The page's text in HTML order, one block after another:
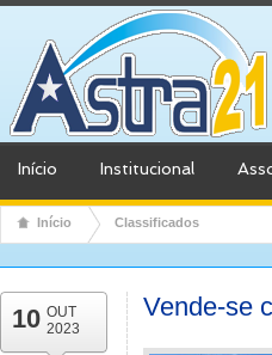
Início Institucional
Início Classificados
10 OUT
2023
Vende-se